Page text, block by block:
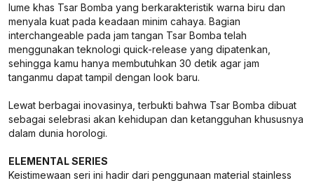
lume khas Tsar Bomba yang berkarakteristik warna biru dan
menyala kuat pada keadaan minim cahaya. Bagian
interchangeable pada jam tangan Tsar Bomba telah
menggunakan teknologi quick-release yang dipatenkan,
sehingga kamu hanya membutuhkan 30 detik agar jam
tanganmu dapat tampil dengan look baru.
Lewat berbagai inovasinya, terbukti bahwa Tsar Bomba dibuat
sebagai selebrasi akan kehidupan dan ketangguhan khususnya
dalam dunia horologi.
ELEMENTAL SERIES
Keistimewaan seri ini hadir dari penggunaan material stainless